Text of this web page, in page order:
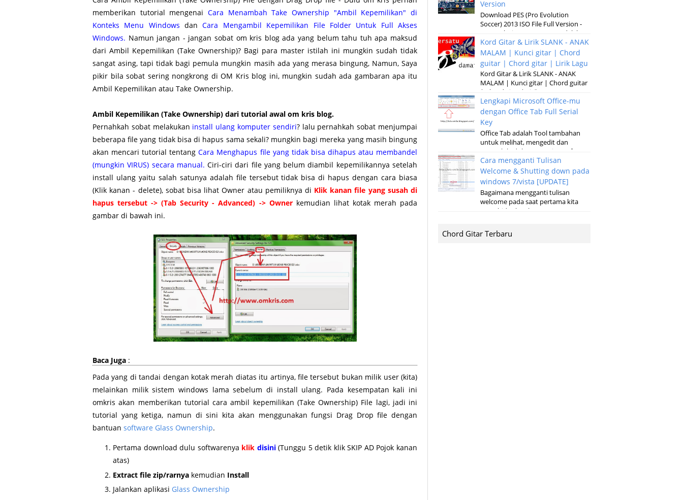
memberikan tutorial mengenai Cara Menambah Take Ownership "Ambil Kepemilikan" di
Konteks Menu Windows danCara Mengambil Kepemilikan File Folder Untuk Full Akses
Windows. Namun jangan - jangan sobat om kris blog ada yang belum tahu tuh apa maksud
dari Ambil Kepemilikan (Take Ownership)? Bagi para master istilah ini mungkin sudah tidak
sangat asing, tapi tidak bagi pemula mungkin masih ada yang merasa bingung, Namun, Saya
pikir bila sobat sering nongkrong di OM Kris blog ini, mungkin sudah ada gambaran apa itu
Ambil Kepemilikan atau Take Ownership.
Ambil Kepemilikan (Take Ownership) dari tutorial awal om kris blog.
Pernahkah sobat melakukan install ulang komputer sendiri? lalu pernahkah sobat menjumpai
beberapa file yang tidak bisa di hapus sama sekali? mungkin bagi mereka yang masih bingung
akan mencari tutorial tentangCara Menghapus file yang tidak bisa dihapus atau membandel
(mungkin VIRUS) secara manual.Ciri-ciri dari file yang belum diambil kepemilikannya setelah
install ulang yaitu salah satunya adalah file tersebut tidak bisa di hapus dengan cara biasa
(Klik kanan - delete), sobat bisa lihat Owner atau pemiliknya di Klik kanan file yang susah di
hapus tersebut -> (Tab Security - Advanced) -> Owner kemudian lihat kotak merah pada
gambar di bawah ini.
Baca Juga :
Pada yang di tandai dengan kotak merah diatas itu artinya, file tersebut bukan milik user (kita)
melainkan milik sistem windows lama sebelum di install ulang. Pada kesempatan kali ini
omkris akan memberikan tutorial cara ambil kepemilikan (Take Ownership) File lagi, jadi ini
tutorial yang ketiga, namun di sini kita akan menggunakan fungsi Drag Drop file dengan
bantuan software Glass Ownership.
Pertama download dulu softwarenya klik disini(Tunggu 5 detik klik SKIP AD Pojok kanan
atas)
Extract file zip/rarnya kemudian Install
Jalankan aplikasi Glass Ownership
Version
Download PES (Pro Evolution
Soccer) 2013 ISO File Full Version -
Pro Evolution Soccer 2013 adalah
versi terbaru dari permainan
pertandinga...
Kord Gitar & Lirik SLANK - ANAK
MALAM | Kunci gitar | Chord
guitar | Chord gitar | Lirik Lagu
Kord Gitar & Lirik SLANK - ANAK
MALAM | Kunci gitar | Chord guitar
| Chord gitar | Lirik Lagu G D Em
Kubaru keluar malam Setelah sun...
Lengkapi Microsoft Office-mu
dengan Office Tab Full Serial
Key
Office Tab adalah Tool tambahan
untuk melihat, mengedit dan
mengelola dokumen, Microsoft
Office baik pada microsoft Word,
Excel, Powerpoint...
Cara mengganti Tulisan
Welcome & Shutting down pada
windows 7/vista [UPDATE]
Bagaimana mengganti tulisan
welcome pada saat pertama kita
menghidupkan laptop atau
shuting down pada saat k...
Chord Gitar Terbaru